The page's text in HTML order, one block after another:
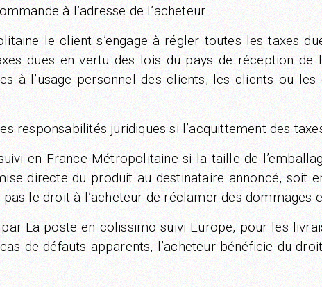
à l’adresse de l’acheteur.
le client s’engage à régler toutes les taxes
dues en vertu des lois du pays de réception de
à l’usage personnel des clients, les clients ou
responsabilités juridiques si l’acquittement des
en France Métropolitaine si la taille de
directe du produit au destinataire annoncé, soit
le droit à l’acheteur de réclamer des dommages
La poste en colissimo suivi Europe, pour les
de défauts apparents, l’acheteur bénéficie du